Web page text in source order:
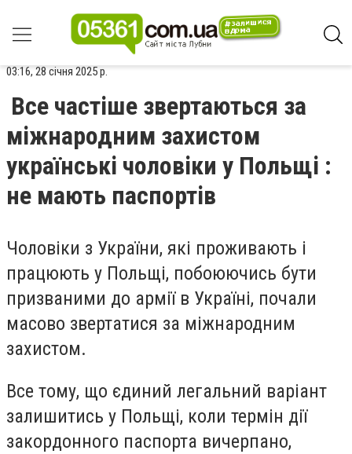
03:16, 28 січня 2025 р.
Все частіше звертаються за
міжнародним захистом
українські чоловіки у Польщі :
не мають паспортів
Чоловіки з України, які проживають і
працюють у Польщі, побоюючись бути
призваними до армії в Україні, почали
масово звертатися за міжнародним
захистом.
Все тому, що єдиний легальний варіант
залишитись у Польщі, коли термін дії
закордонного паспорта вичерпано,